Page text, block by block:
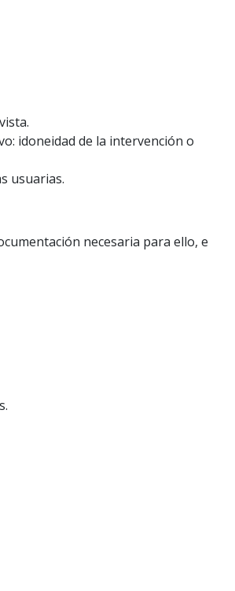
idoneidad de la intervención o
usuarias.
necesaria para ello, e